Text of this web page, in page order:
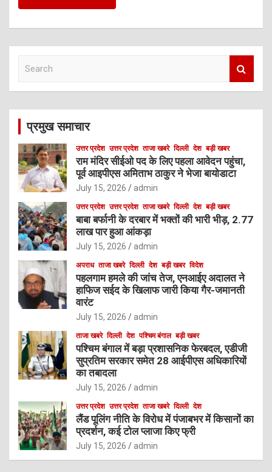
c
प्रमुख समाचार
उत्तर प्रदेश उत्तर प्रदेश ताजा खबरे दिल्ली देश बड़ी खबर
राम मंदिर सीईओ पद के लिए पहला आवेदन पहुंचा,
पूर्व आइपीएस अमिताभ ठाकुर ने भेजा बायोडाटा
July 15, 2026 admin
उत्तर प्रदेश उत्तर प्रदेश ताजा खबरे दिल्ली देश बड़ी खबर
बाबा बर्फानी के दरबार में भक्तों की भारी भीड़, 2.77
लाख पार हुआ आंकड़ा
July 15, 2026 admin
अपराध ताजा खबरे दिल्ली देश बड़ी खबर विदेश
पहलगाम हमले की जांच तेज, एनआईए अदालत ने
हाफिज सईद के खिलाफ जारी किया गैर-जमानती
वारंट
July 15, 2026 admin
ताजा खबरे दिल्ली देश पश्चिम बंगाल बड़ी खबर
पश्चिम बंगाल में बड़ा प्रशासनिक फेरबदल, एडीजी
सुप्रतिम सरकार समेत 28 आईपीएस अधिकारियों
का तबादला
July 15, 2026 admin
उत्तर प्रदेश उत्तर प्रदेश ताजा खबरे दिल्ली देश
लैंड पूलिंग नीति के विरोध में पंजाबभर में किसानों का
प्रदर्शन, कई टोल प्लाजा किए फ्री
July 15, 2026 admin